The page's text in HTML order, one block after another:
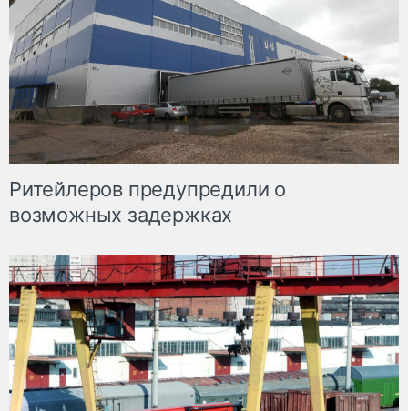
Ритейлеров предупредили о
возможных задержках